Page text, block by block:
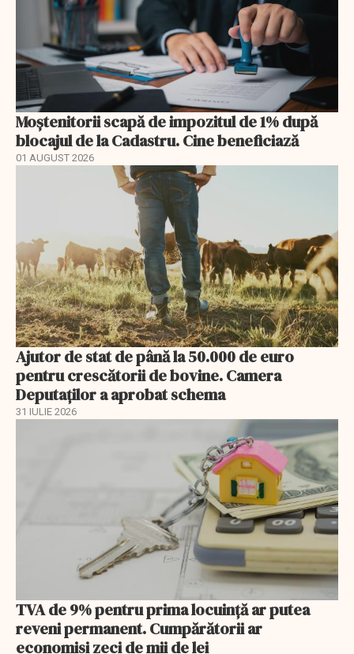
Moștenitorii scapă de impozitul de 1% după
blocajul de la Cadastru. Cine beneficiază
01 AUGUST 2026
Ajutor de stat de până la 50.000 de euro
pentru crescătorii de bovine. Camera
Deputaților a aprobat schema
31 IULIE 2026
TVA de 9% pentru prima locuință ar putea
reveni permanent. Cumpărătorii ar
economisi zeci de mii de lei